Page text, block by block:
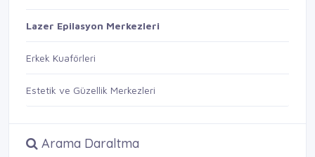
Lazer Epilasyon Merkezleri
Erkek Kuaförleri
Estetik ve Güzellik Merkezleri
Arama Daraltma